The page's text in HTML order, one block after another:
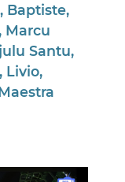
Baptiste,
Marcu
Santu,
Livio,